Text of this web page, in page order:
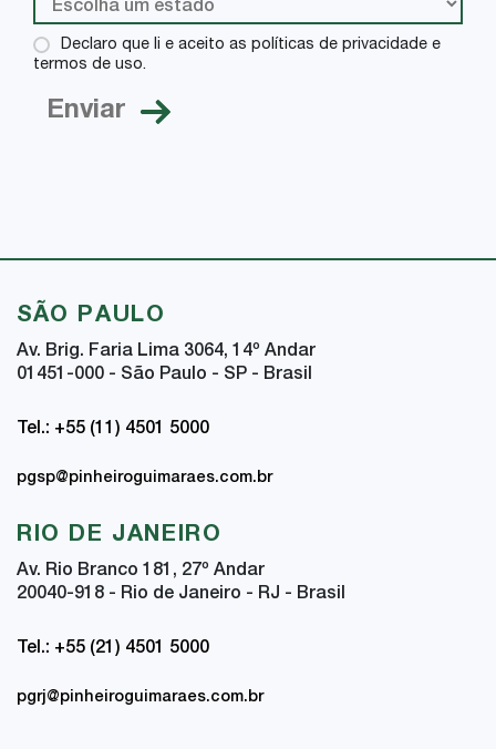
Declaro que li e aceito as políticas de privacidade e
termos de uso.
SÃO PAULO
Av. Brig. Faria Lima 3064, 14º Andar
01451-000 - São Paulo - SP - Brasil
Tel.: +55 (11) 4501 5000
pgsp@pinheiroguimaraes.com.br
RIO DE JANEIRO
Av. Rio Branco 181, 27º Andar
20040-918 - Rio de Janeiro - RJ - Brasil
Tel.: +55 (21) 4501 5000
pgrj@pinheiroguimaraes.com.br